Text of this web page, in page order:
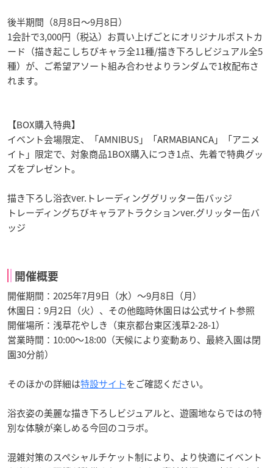
後半期間（8月8日～9月8日）
1会計で3,000円（税込）お買い上げごとにオリジナルポストカ
ード（描き起こしちびキャラ全11種/描き下ろしビジュアル全5
種）が、ご希望アソート組み合わせよりランダムで1枚配布さ
れます。
【BOX購入特典】
イベント会場限定、「AMNIBUS」「ARMABIANCA」「アニメ
イト」限定で、対象商品1BOX購入につき1点、先着で特典グッ
ズをプレゼント。
描き下ろし浴衣ver.トレーディンググリッター缶バッジ
トレーディングちびキャラアトラクションver.グリッター缶バ
ッジ
開催概要
開催期間：2025年7月9日（水）～9月8日（月）
休園日：9月2日（火）、その他臨時休園日は公式サイト参照
開催場所：浅草花やしき（東京都台東区浅草2-28-1）
営業時間：10:00～18:00（天候により変動あり、最終入園は閉
園30分前）
そのほかの詳細は特設サイトをご確認ください。
浴衣姿の美麗な描き下ろしビジュアルと、遊園地ならではの特
別な体験が楽しめる今回のコラボ。
混雑対策のスペシャルチケット制により、より快適にイベント